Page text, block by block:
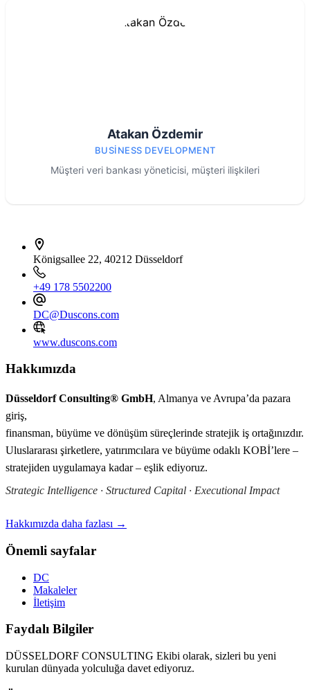
Atakan Özdemir
BUSINESS DEVELOPMENT
Müşteri veri bankası yöneticisi, müşteri ilişkileri
Königsallee 22, 40212 Düsseldorf
+49 178 5502200
DC@Duscons.com
www.duscons.com
Hakkımızda
Düsseldorf Consulting® GmbH, Almanya ve Avrupa’da pazara
giriş,
finansman, büyüme ve dönüşüm süreçlerinde stratejik iş ortağınızdır.
Uluslararası şirketlere, yatırımcılara ve büyüme odaklı KOBİ’lere –
stratejiden uygulamaya kadar – eşlik ediyoruz.
Strategic Intelligence · Structured Capital · Executional Impact
Hakkımızda daha fazlası →
Önemli sayfalar
DC
Makaleler
İletişim
Faydalı Bilgiler
DÜSSELDORF CONSULTING Ekibi olarak, sizleri bu yeni
kurulan dünyada yolculuğa davet ediyoruz.